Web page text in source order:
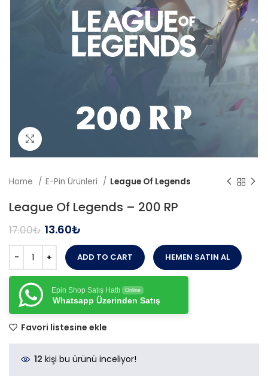
Home E-Pin Ürünleri League Of Legends
League Of Legends – 200 RP
17.00₺ 13.60₺
ADD TO CART HEMEN SATIN AL
Epin Shop Satış Hattı Online
Whatsapp Üzerinden Satış
Favori listesine ekle
12 kişi bu ürünü inceliyor!